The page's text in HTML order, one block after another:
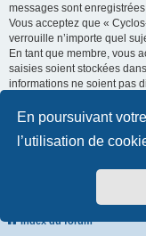
En poursuivant
l’utilisation de
messages sont
Vous acceptez que «
verrouille n’importe quel
En tant que membre, vous
saisies soient stockées
informations ne soient pas
consentement, ni «
comme responsables en
Index du forum
Développé par